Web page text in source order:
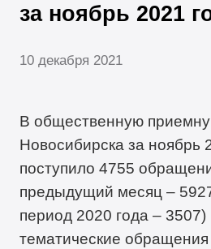
за ноябрь 2021
10 декабря 2021
В общественную
Новосибирска за ноябрь
поступило 4755
предыдущий месяц –
период 2020 года –
тематические